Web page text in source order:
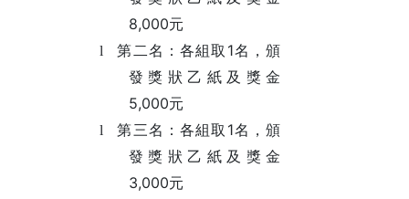
8,000元
l
第二名：各組取 1名，頒
發獎狀乙紙及獎金
5,000元
l
第三名：各組取 1名，頒
發獎狀乙紙及獎金
3,000元